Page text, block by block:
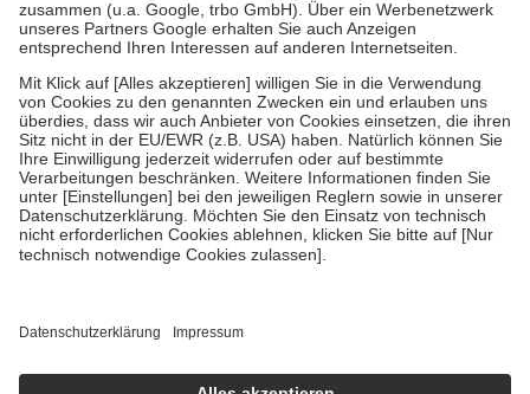
höchstens zehn Euro.Es sind jedoch nie mehr als die
tatsächlichen Kosten der Leistung zu entrichten.
Diese Regeln gelten grundsätzlich auch für Online-Apotheken.
Bei Heilmitteln und häuslicher Krankenpflege beträgt die
Zuzahlung zehn Prozent der Kosten sowie zehn Euro je
Verordnung.
Um das Engagement der Versicherten für ihre eigene Gesundheit
zu stärken und die besondere Stellung der Familie zu unterstützen,
fallenkeine Zuzahlungenan bei:
• Kindern und Jugendlichen bis zum vollendeten 18. Lebensjahr
mit Ausnahme der Fahrkosten
• empfohlenen Schutzimpfungen